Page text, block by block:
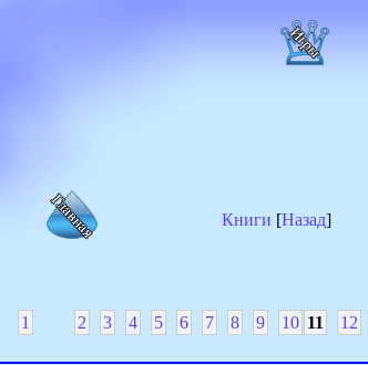
Книги [Назад]
1 2 3 4 5 6 7 8 9 10 11 12